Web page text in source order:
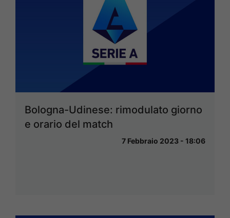
Bologna-Udinese: rimodulato giorno
e orario del match
7 Febbraio 2023 - 18:06